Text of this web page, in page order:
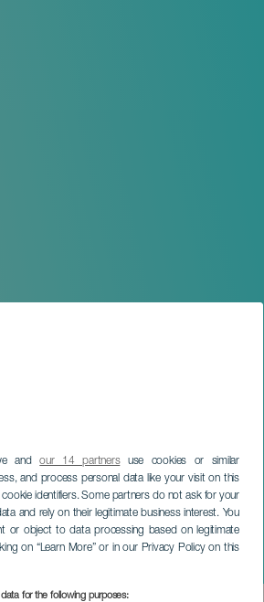
andour 14 partnersuse cookies or similar
and process personal data like your visit on this
identifiers. Some partners do not ask for your
and rely on their legitimate business interest. You
or object to data processing based on legitimate
on “Learn More” or in our Privacy Policy on this
for the following purposes:
Blanco